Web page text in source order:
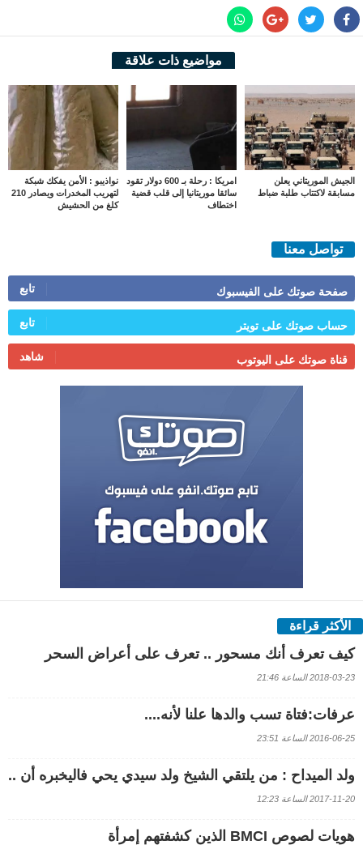
مواضيع ذات علاقة
الجيش الموريتاني يعلن
مسابقة لاكتتاب طلبة ضباط
امريكا : رحلة بـ 600 دولار تقود
سائقا موريتانيا إلى قلب قضية
اختطاف
نواذيبو : الأمن يفكك شبكة
لتهريب المخدرات ويصادر 210
كلغ من الحشيش
تواصل معنا
صفحة صوتك على الفيسبوك تابع
حساب صوتك على تويتر تابع
قناة صوتك على اليوتوب شاهد
الأكثر قراءة
كيف تعرف أنك مسحور .. تعرف على أعراض السحر
2018-03-23 الساعة 21:46
عرفات:فتاة تسب والدها علنا لأنه....
2016-06-25 الساعة 23:51
ولد الميداح : من يلتقي الشيخ ولد سيدي يحي فاليخبره أن ..
2017-11-20 الساعة 12:23
هويات لصوص BMCI الذين كشفتهم إمرأة